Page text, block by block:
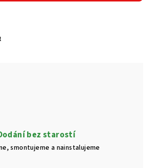
bez starostí
smontujeme a nainstalujeme